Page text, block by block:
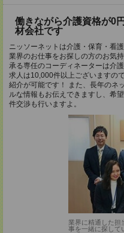
働きながら介護資格が0
材会社です
ニッソーネットは介護・保育・看
業界のお仕事をお探しの方のお気
承る専任のコーディネーターは介
求人は10,000件以上ございますの
紹介が可能です！ また、長年のネ
ルな情報もお伝えできますし、希
件交渉も行いますよ。
業界に精通した担
事を一緒に探して